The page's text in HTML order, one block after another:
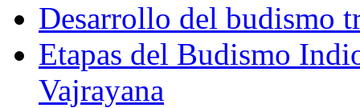
Desarrollo del budismo
Etapas del Budismo
Vajrayana